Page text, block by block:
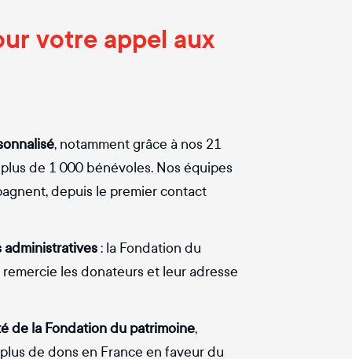
votre appel aux
, notamment grâce à nos 21
de 1 000 bénévoles. Nos équipes
depuis le premier contact
administratives: la Fondation du
les donateurs et leur adresse
de la Fondation du patrimoine,
de dons en France en faveur du